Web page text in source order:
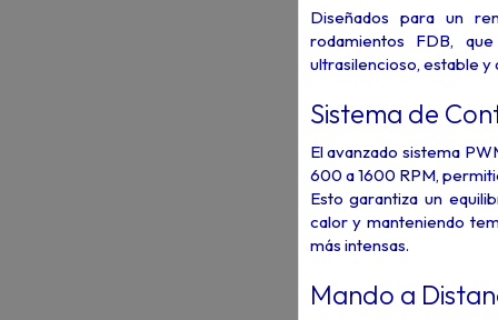
Diseñados para un
rodamientos FDB,
ultrasilencioso, estable y
Sistema de
El avanzado sistema
600 a 1600 RPM,
Esto garantiza un
calor y manteniendo
más intensas.
Mando a